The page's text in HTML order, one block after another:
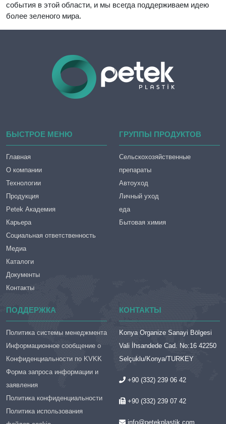
события в этой области, и мы всегда поддерживаем идею
более зеленого мира.
БЫСТРОЕ МЕНЮ
Главная
О компании
Технологии
Продукция
Petek Академия
Карьера
Социальная ответственность
Медиа
Каталоги
Документы
Контакты
ГРУППЫ ПРОДУКТОВ
Сельскохозяйственные
препараты
Автоуход
Личный уход
еда
Бытовая химия
ПОДДЕРЖКА
Политика системы менеджмента
Информационное сообщение о
Конфиденциальности по KVKK
Форма запроса информации и
заявления
Политика конфиденциальности
Политика использования
КОНТАКТЫ
Konya Organize Sanayi Bölgesi
Vali İhsandede Cad. No:16 42250
Selçuklu/Konya/TURKEY
+90 (332) 239 06 42
+90 (332) 239 07 42
info@petekplastik.com